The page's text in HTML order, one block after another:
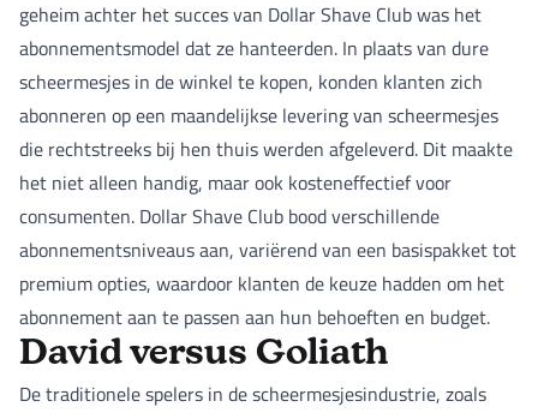
geheim achter het succes van Dollar Shave Club was het
abonnementsmodel dat ze hanteerden. In plaats van dure
scheermesjes in de winkel te kopen, konden klanten zich
abonneren op een maandelijkse levering van scheermesjes
die rechtstreeks bij hen thuis werden afgeleverd. Dit maakte
het niet alleen handig, maar ook kosteneffectief voor
consumenten. Dollar Shave Club bood verschillende
abonnementsniveaus aan, variërend van een basispakket tot
premium opties, waardoor klanten de keuze hadden om het
abonnement aan te passen aan hun behoeften en budget.
David versus Goliath
De traditionele spelers in de scheermesjesindustrie, zoals